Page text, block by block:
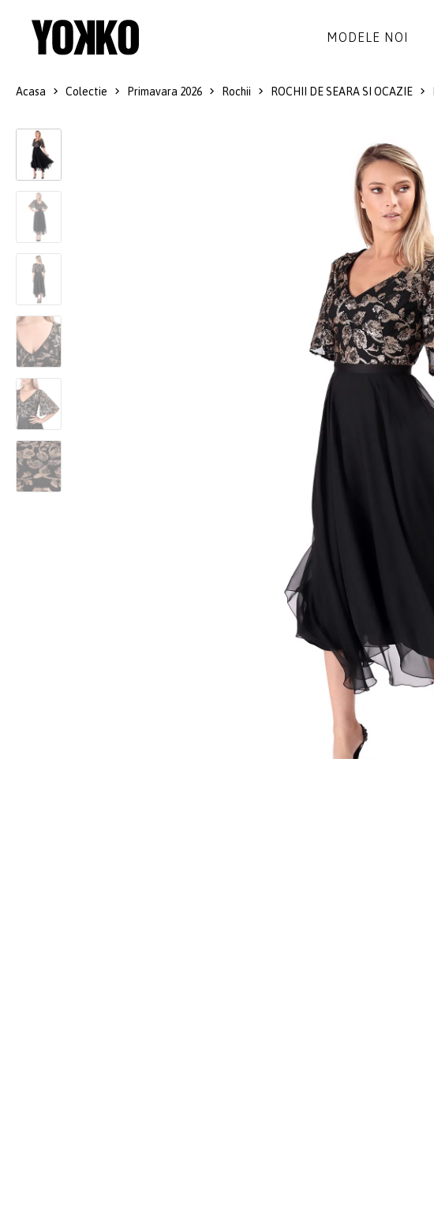
MODELE NOI
LITTLE BLACK DRESS
ROCHII LUNGI
ROCHII DE DANTELA
COSTUME DAMA
IDEI DE CADOURI
SALOPETE
SACOURI
JACHETE
FUSTE
PANTALONI
BLUZE
ACCESORII
ACCESORII
Acasa Colectie Primavara 2026 Rochii ROCHII DE SEARA SI OCAZIE